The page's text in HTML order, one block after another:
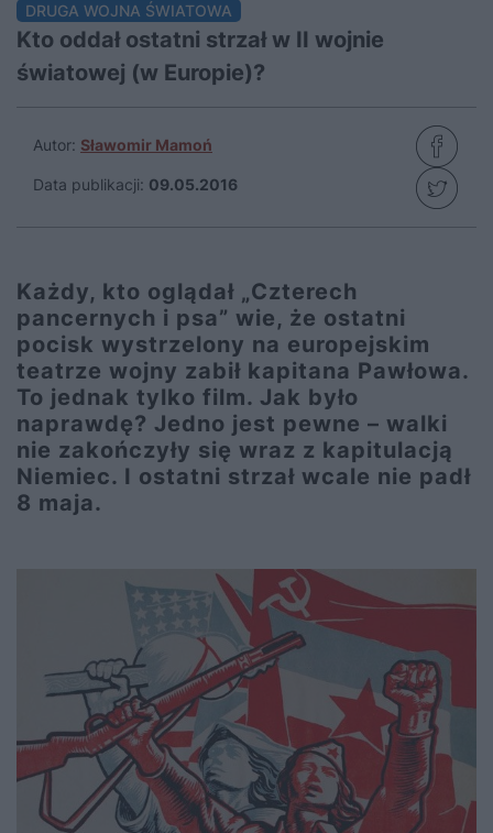
DRUGA WOJNA ŚWIATOWA
Kto oddał ostatni strzał w II wojnie
światowej (w Europie)?
Autor: Sławomir Mamoń
Data publikacji: 09.05.2016
Każdy, kto oglądał „Czterech
pancernych i psa” wie, że ostatni
pocisk wystrzelony na europejskim
teatrze wojny zabił kapitana Pawłowa.
To jednak tylko film. Jak było
naprawdę? Jedno jest pewne – walki
nie zakończyły się wraz z kapitulacją
Niemiec. I ostatni strzał wcale nie padł
8 maja.